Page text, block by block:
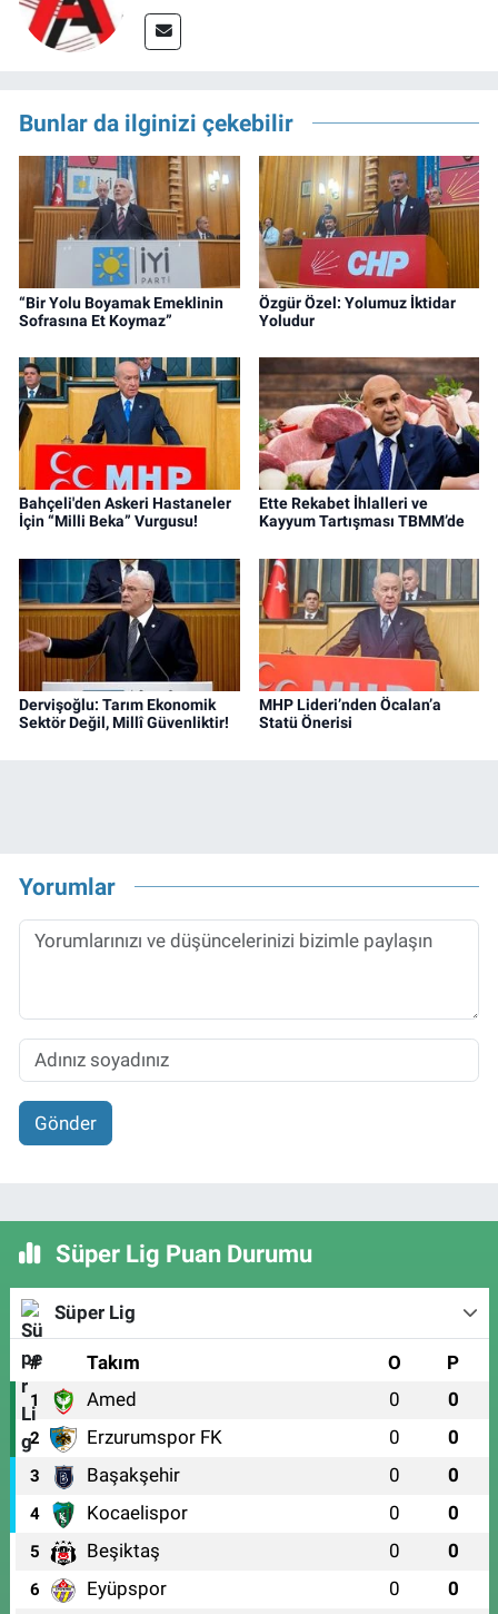
Bunlar da ilginizi çekebilir
“Bir Yolu Boyamak Emeklinin
Sofrasına Et Koymaz”
Özgür Özel: Yolumuz İktidar
Yoludur
Bahçeli'den Askeri Hastaneler
İçin “Milli Beka” Vurgusu!
Ette Rekabet İhlalleri ve
Kayyum Tartışması TBMM’de
Dervişoğlu: Tarım Ekonomik
Sektör Değil, Millî Güvenliktir!
MHP Lideri’nden Öcalan’a
Statü Önerisi
Yorumlar
Gönder
Süper Lig Puan Durumu
Süper Lig
# Takım O P
1 Amed 0 0
2 Erzurumspor FK 0 0
3 Başakşehir 0 0
4 Kocaelispor 0 0
5 Beşiktaş 0 0
6 Eyüpspor 0 0